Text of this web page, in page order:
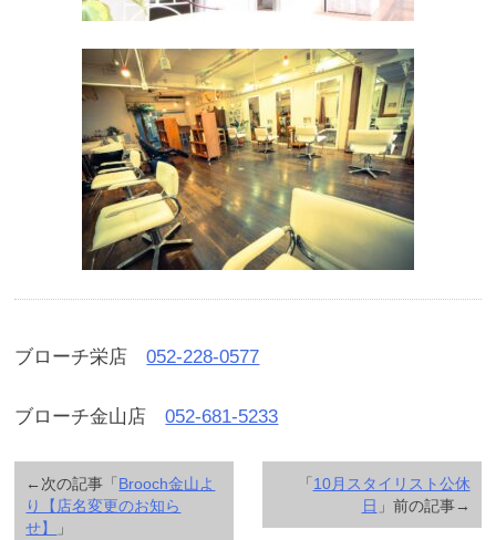
ブローチ栄店052-228-0577
ブローチ金山店052-681-5233
「 10月スタイリスト公休
日 」前の記事→
←次の記事「 Brooch金山よ
り【店名変更のお知ら
せ】
」